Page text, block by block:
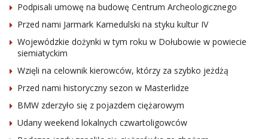
Podpisali umowę na budowę Centrum Archeologicznego
Przed nami Jarmark Kamedulski na styku kultur IV
Wojewódzkie dożynki w tym roku w Dołubowie w powiecie
siemiatyckim
Wzięli na celownik kierowców, którzy za szybko jeżdżą
Przed nami historyczny sezon w Masterlidze
BMW zderzyło się z pojazdem ciężarowym
Udany weekend lokalnych czwartoligowców